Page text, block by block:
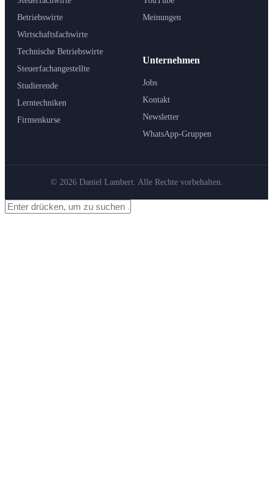
Betriebswirte
Wirtschaftsfachwirte
Technische Betriebswirte
Steuerfachangestellte
Studierende
Lerntechniken
Firmenkurse
Meinungen
Unternehmen
Jobs
Kontakt
Newsletter
WhatsApp-Gruppen
© 2026 Daniel Lambert. Alle Rechte vorbehalten.